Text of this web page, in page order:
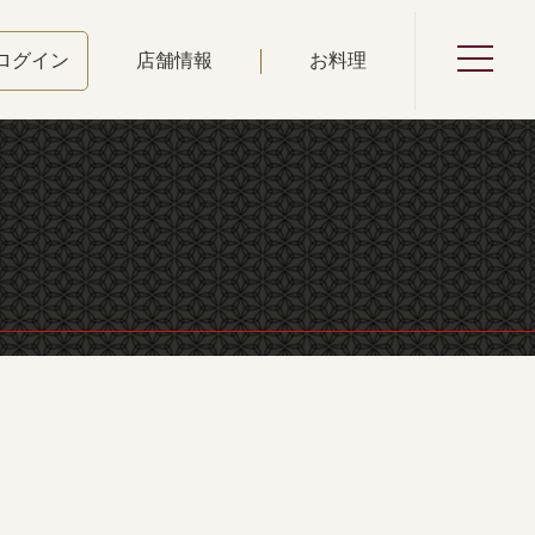
グイン 店舗情報 お料理